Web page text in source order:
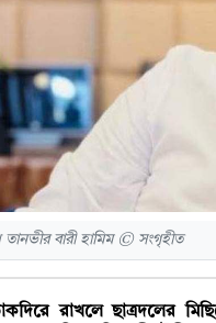
বারী হামিম © সংগৃহীত
রাখলে ছাত্রদলের